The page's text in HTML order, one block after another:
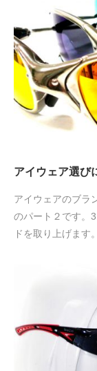
アイウェア選
アイウェアのブラ
のパート２です。
ドを取り上げま